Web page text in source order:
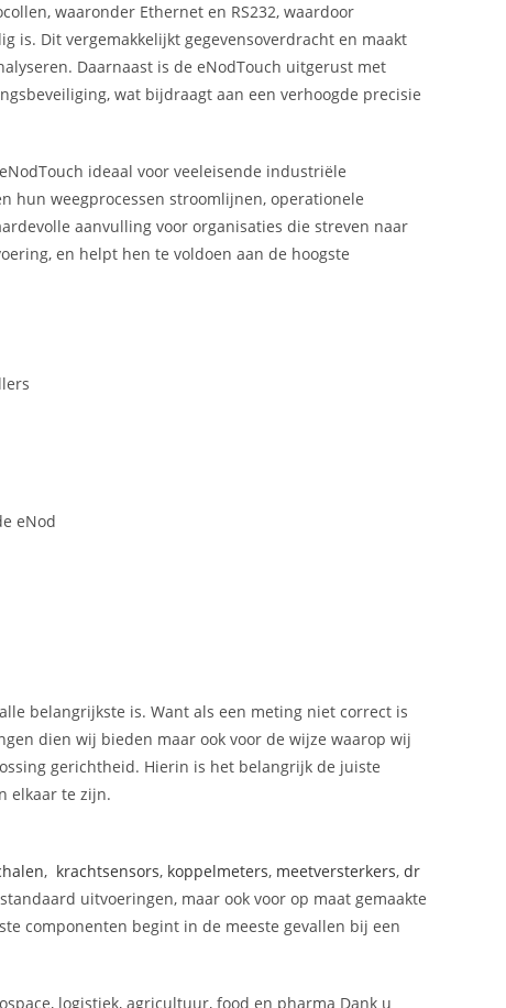
waaronder Ethernet en RS232, waardoor
is. Dit vergemakkelijkt gegevensoverdracht en maakt
Daarnaast is de eNodTouch uitgerust met
wat bijdraagt aan een verhoogde precisie
ideaal voor veeleisende industriële
hun weegprocessen stroomlijnen, operationele
aanvulling voor organisaties die streven naar
en helpt hen te voldoen aan de hoogste
eNod
belangrijkste is. Want als een meting niet correct is
dien wij bieden maar ook voor de wijze waarop wij
gerichtheid. Hierin is het belangrijk de juiste
elkaar te zijn.
, krachtsensors, koppelmeters, meetversterkers, dr
uitvoeringen, maar ook voor op maat gemaakte
componenten begint in de meeste gevallen bij een
logistiek, agricultuur, food en pharma Dank u